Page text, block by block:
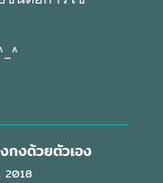
กงด้วยตัวเอง
2018